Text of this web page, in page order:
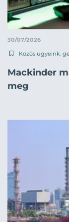
30/07/2026
Közös ügyeink,
Mackinder
meg